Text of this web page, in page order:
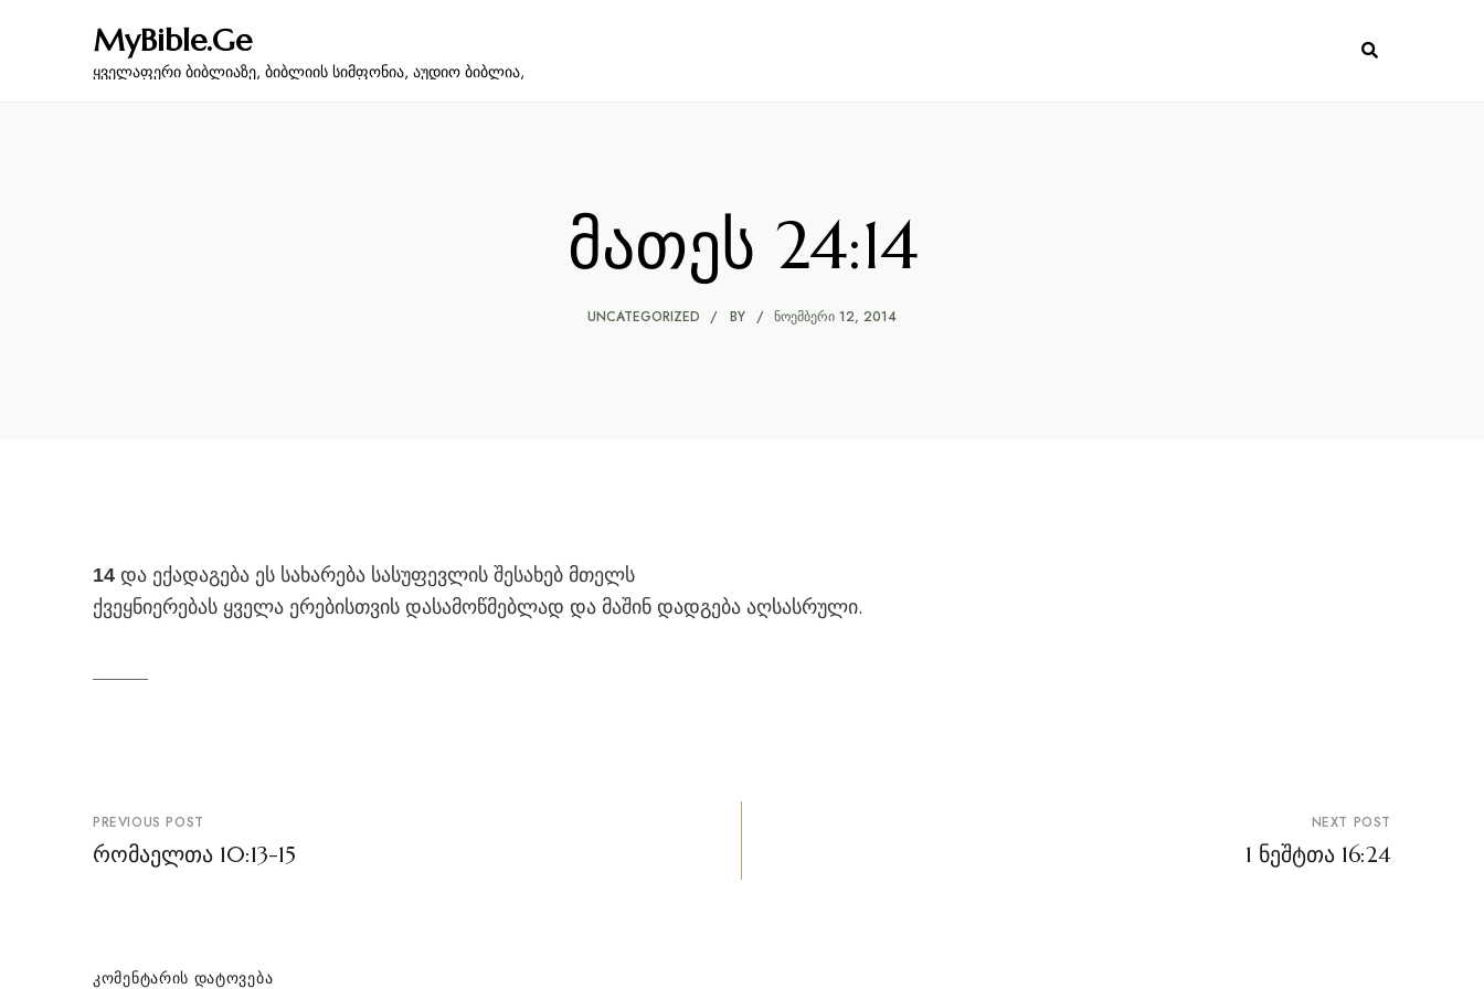
MyBible.Ge
ყველაფერი ბიბლიაზე, ბიბლიის სიმფონია, აუდიო ბიბლია,
მათეს 24:14
UNCATEGORIZED BY ᲜᲝᲔᲛᲑᲔᲠᲘ 12, 2014
14 და ექადაგება ეს სახარება სასუფევლის შესახებ მთელს
ქვეყნიერებას ყველა ერებისთვის დასამოწმებლად და მაშინ დადგება აღსასრული.
პოსტის
ნავიგაცია
PREVIOUS POST
რომაელთა 10:13-15
NEXT POST
1 ნეშტთა 16:24
ᲙᲝᲛᲔᲜᲢᲐᲠᲘᲡ ᲓᲐᲢᲝᲕᲔᲑᲐ